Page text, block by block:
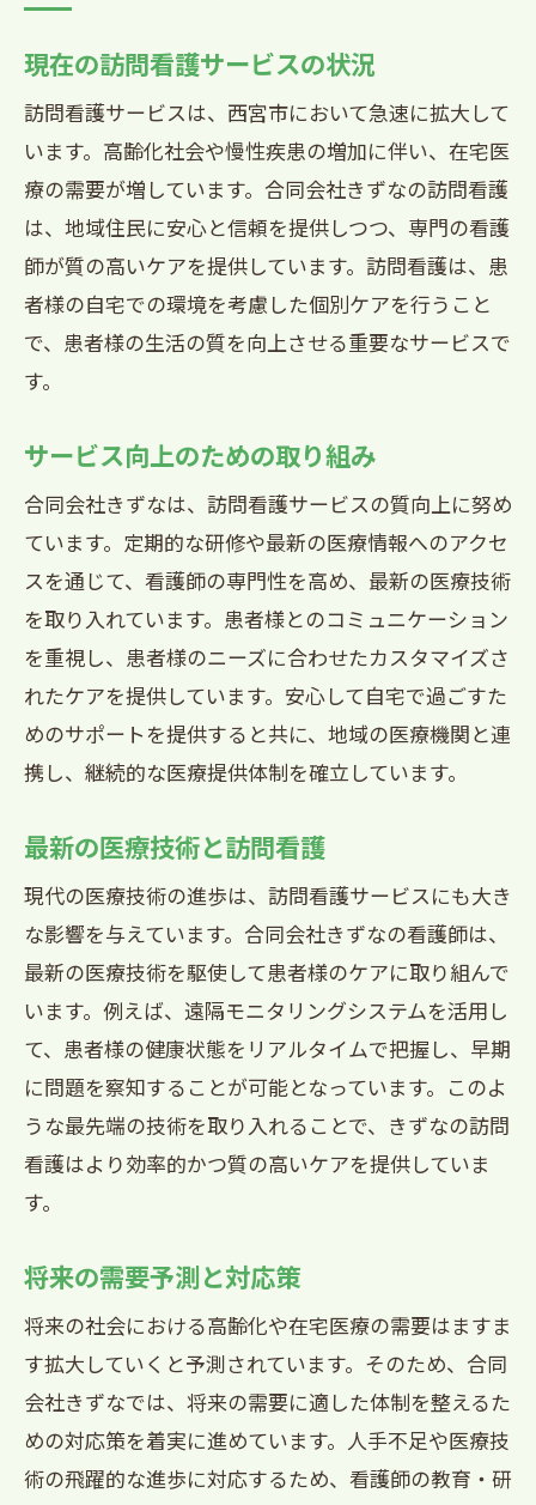
現在の訪問看護サービスの状況
訪問看護サービスは、西宮市において急速に拡大して
います。高齢化社会や慢性疾患の増加に伴い、在宅医
療の需要が増しています。合同会社きずなの訪問看護
は、地域住民に安心と信頼を提供しつつ、専門の看護
師が質の高いケアを提供しています。訪問看護は、患
者様の自宅での環境を考慮した個別ケアを行うこと
で、患者様の生活の質を向上させる重要なサービスで
す。
サービス向上のための取り組み
合同会社きずなは、訪問看護サービスの質向上に努め
ています。定期的な研修や最新の医療情報へのアクセ
スを通じて、看護師の専門性を高め、最新の医療技術
を取り入れています。患者様とのコミュニケーション
を重視し、患者様のニーズに合わせたカスタマイズさ
れたケアを提供しています。安心して自宅で過ごすた
めのサポートを提供すると共に、地域の医療機関と連
携し、継続的な医療提供体制を確立しています。
最新の医療技術と訪問看護
現代の医療技術の進歩は、訪問看護サービスにも大き
な影響を与えています。合同会社きずなの看護師は、
最新の医療技術を駆使して患者様のケアに取り組んで
います。例えば、遠隔モニタリングシステムを活用し
て、患者様の健康状態をリアルタイムで把握し、早期
に問題を察知することが可能となっています。このよ
うな最先端の技術を取り入れることで、きずなの訪問
看護はより効率的かつ質の高いケアを提供していま
す。
将来の需要予測と対応策
将来の社会における高齢化や在宅医療の需要はますま
す拡大していくと予測されています。そのため、合同
会社きずなでは、将来の需要に適した体制を整えるた
めの対応策を着実に進めています。人手不足や医療技
術の飛躍的な進歩に対応するため、看護師の教育・研